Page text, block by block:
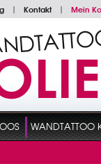
| Kontakt | Mein
WANDTATTOO